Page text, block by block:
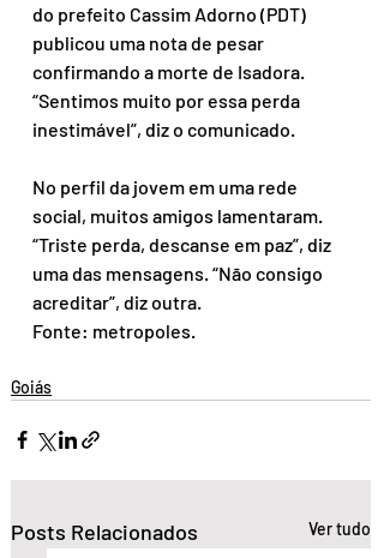
do prefeito Cassim Adorno (PDT)
publicou uma nota de pesar
confirmando a morte de Isadora.
“Sentimos muito por essa perda
inestimável”, diz o comunicado.
No perfil da jovem em uma rede
social, muitos amigos lamentaram.
“Triste perda, descanse em paz”, diz
uma das mensagens. “Não consigo
acreditar”, diz outra.
Fonte: metropoles.
Goiás
Posts Relacionados Ver tudo